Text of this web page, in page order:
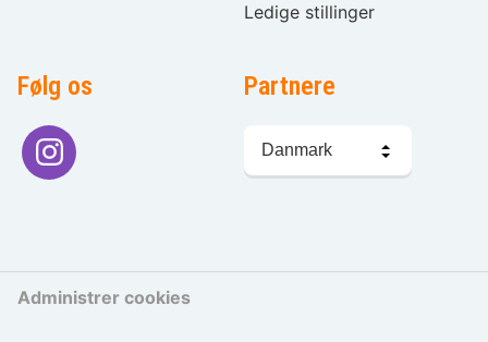
Ledige stillinger
Følg os Partnere
Administrer cookies